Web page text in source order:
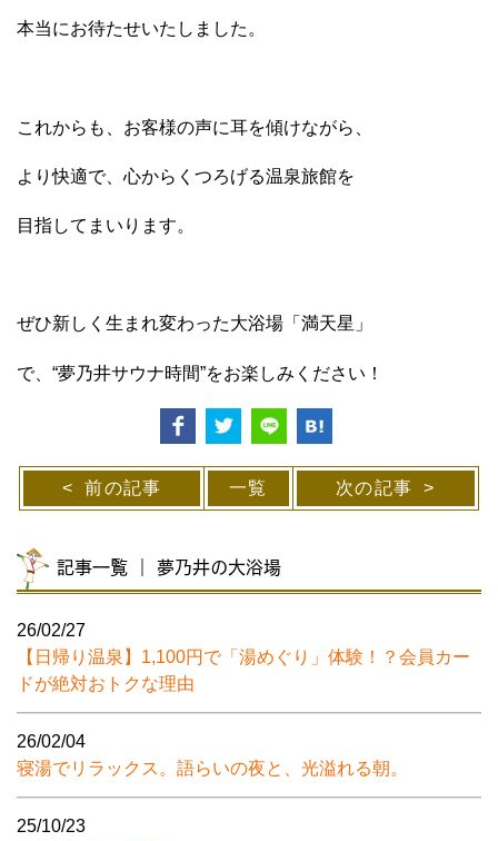
本当にお待たせいたしました。
これからも、お客様の声に耳を傾けながら、
より快適で、心からくつろげる温泉旅館を
目指してまいります。
ぜひ新しく生まれ変わった大浴場「満天星」
で、“夢乃井サウナ時間”をお楽しみください！
前の記事 一覧 次の記事
記事一覧 ｜ 夢乃井の大浴場
26/02/27
【日帰り温泉】1,100円で「湯めぐり」体験！？会員カー
ドが絶対おトクな理由
26/02/04
寝湯でリラックス。語らいの夜と、光溢れる朝。
25/10/23